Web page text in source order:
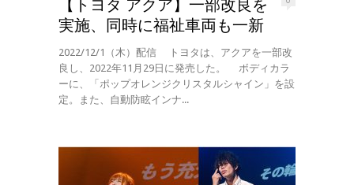
【トヨタ アクア】一部改良を
実施、同時に福祉車両も一新
2022/12/1（木）配信 トヨタは、アクアを一部改
良し、2022年11月29日に発売した。 ボディカラ
ーに、「ポップオレンジクリスタルシャイン」を設
定。また、自動防眩インナ...